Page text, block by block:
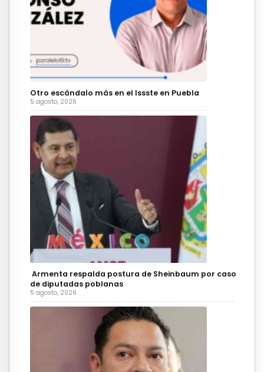
Otro escándalo más en el Issste en Puebla
5 agosto, 2026
Armenta respalda postura de Sheinbaum por caso
de diputadas poblanas
5 agosto, 2026